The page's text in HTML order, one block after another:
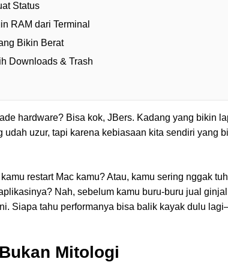
Status
RAM dari Terminal
Bikin Berat
Downloads & Trash
hardware? Bisa kok, JBers. Kadang yang bikin
udah uzur, tapi karena kebiasaan kita sendiri yang
restart Mac kamu? Atau, kamu sering nggak
Nah, sebelum kamu buru-buru jual
Siapa tahu performanya bisa balik kayak dulu
Mitologi